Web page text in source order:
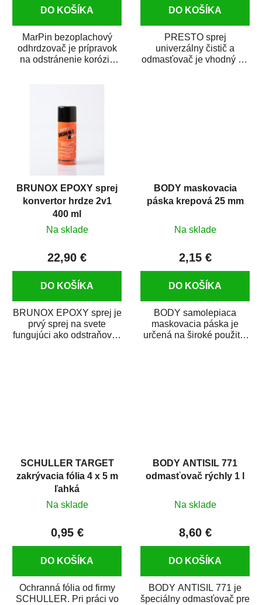
DO KOŠÍKA
MarPin bezoplachový
odhrdzovač je prípravok
na odstránenie korózie
DO KOŠÍKA
PRESTO sprej
univerzálny čistič a
odmasťovač je vhodný na
BRUNOX EPOXY sprej
konvertor hrdze 2v1
400 ml
Na sklade
22,90 €
DO KOŠÍKA
BRUNOX EPOXY sprej je
prvý sprej na svete
fungujúci ako odstraňovač
BODY maskovacia
páska krepová 25 mm
Na sklade
2,15 €
DO KOŠÍKA
BODY samolepiaca
maskovacia páska je
určená na široké použitie
SCHULLER TARGET
zakrývacia fólia 4 x 5 m
ľahká
Na sklade
0,95 €
DO KOŠÍKA
Ochranná fólia od firmy
SCHULLER. Pri práci vo
BODY ANTISIL 771
odmasťovač rýchly 1 l
Na sklade
8,60 €
DO KOŠÍKA
BODY ANTISIL 771 je
špeciálny odmasťovač pre